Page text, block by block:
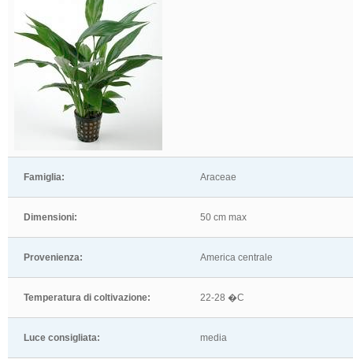
Famiglia: Araceae
Dimensioni: 50 cm max
Provenienza: America centrale
Temperatura di coltivazione: 22-28 �C
Luce consigliata: media